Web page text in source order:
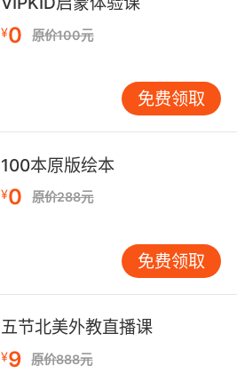
¥0 原价100元
免费领取
100本原版绘本
¥0 原价288元
免费领取
五节北美外教直播课
¥9 原价888元